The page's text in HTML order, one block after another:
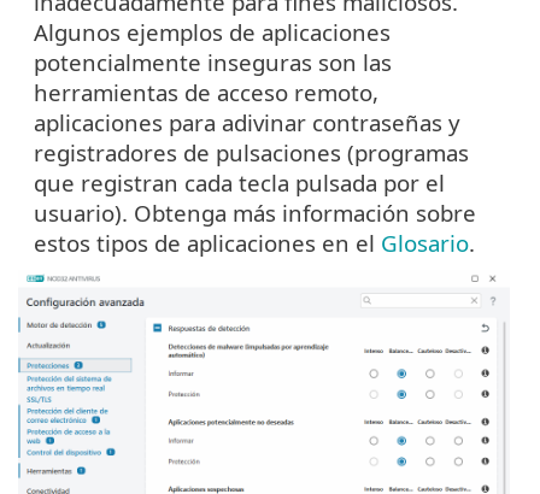
Algunos ejemplos de aplicaciones
potencialmente inseguras son las
herramientas de acceso remoto,
aplicaciones para adivinar contraseñas y
registradores de pulsaciones (programas
que registran cada tecla pulsada por el
usuario). Obtenga más información sobre
estos tipos de aplicaciones en el Glosario.